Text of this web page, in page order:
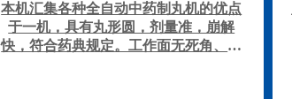
本机汇集各种全自动中药制丸机的优点
于一机，具有丸形圆，剂量准，崩解
快，符合药典规定。工作面无死角、密